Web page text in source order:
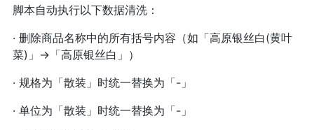
脚本自动执行以下数据清洗：
· 删除商品名称中的所有括号内容（如「高原银丝白(黄叶
菜)」→「高原银丝白」）
· 规格为「散装」时统一替换为「-」
· 单位为「散装」时统一替换为「-」